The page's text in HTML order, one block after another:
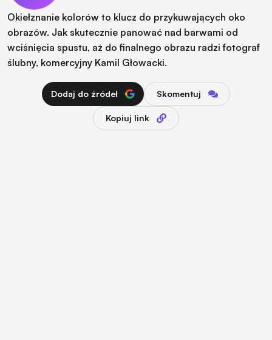
Okiełznanie kolorów to klucz do przykuwających oko
obrazów. Jak skutecznie panować nad barwami od
wciśnięcia spustu, aż do finalnego obrazu radzi fotograf
ślubny, komercyjny Kamil Głowacki.
Dodaj do źródeł Skomentuj
Kopiuj link